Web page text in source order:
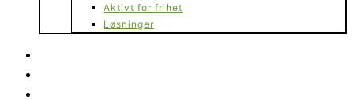
Aktivt for frihet
Løsninger